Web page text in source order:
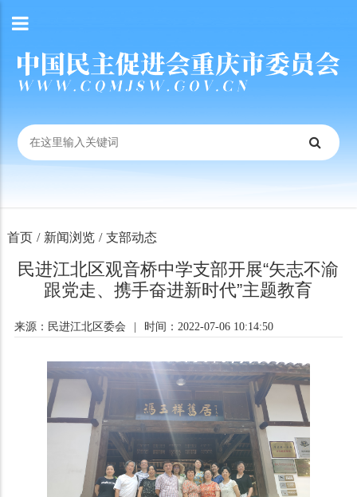
首页 / 新闻浏览 / 支部动态
民进江北区观音桥中学支部开展“矢志不渝
跟党走、携手奋进新时代”主题教育
来源：民进江北区委会 时间：2022-07-06 10:14:50